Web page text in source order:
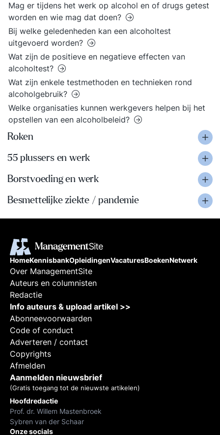
Mag er tijdens het werk op alcohol en of drugs getest
worden en wie mag dat doen?
Bij welke geledenheden kan een alcoholtest
uitgevoerd worden?
Wat zijn de positieve en negatieve effecten van
alcoholtest?
Wat zijn enkele testmethoden en technieken rond
alcoholgebruik?
Welke organisaties kunnen werkgevers helpen bij het
opstellen van een alcoholbeleid?
Roken
55 plussers en werk
Borstvoeding en werk
Besmettelijke ziekte / pandemie
HomeKennisbankOpleidingenVacaturesBoekenNetwerk
Over ManagementSite
Auteurs en columnisten
Redactie
Info auteurs & upload artikel >>
Abonneevoorwaarden
Code of conduct
Adverteren / contact
Copyrights
Afmelden
Aanmelden nieuwsbrief
(Gratis toegang tot de nieuwste artikelen)
Hoofdredactie
Prof. dr. Willem Mastenbroek
Sybren van der Schaar
Onze socials